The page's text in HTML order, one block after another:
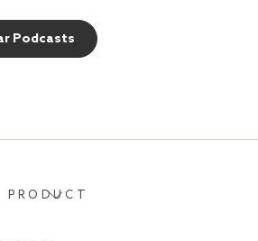
Podcasts